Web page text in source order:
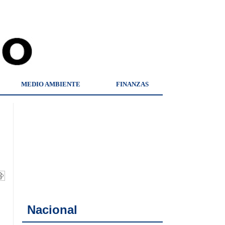
MEDIO AMBIENTE FINANZAS
Nacional